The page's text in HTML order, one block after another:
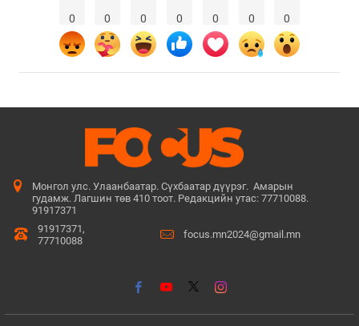
0 0 0 0 0 0 0
Монгол улс. Улаанбаатар. Сүхбаатар дүүрэг. Амарын
гудамж. Лагшин төв 410 тоот. Редакцийн утас: 77710088.
91917371
91917371,
77710088
focus.mn2024@gmail.mn